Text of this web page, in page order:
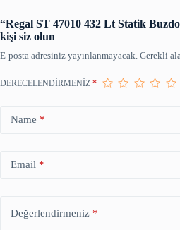
“Regal ST 47010 432 Lt Statik
kişi siz olun
E-posta adresiniz yayınlanmayacak. Gerekli
DERECELENDIRMENIZ *
Name *
Email *
Değerlendirmeniz *